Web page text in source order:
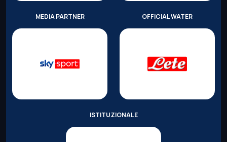
MEDIA PARTNER OFFICIAL WATER
ISTITUZIONALE